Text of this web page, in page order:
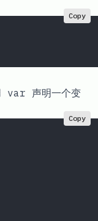
Copy
var 声明一个变
Copy